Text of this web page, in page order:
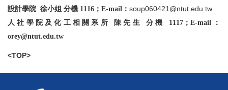
設計學院 徐小姐 分機 1116；E-mail： soup060421@ntut.edu.tw
人社學院及化工相關系所 陳先生 分機 1117；E-mail：
orey@ntut.edu.tw
<TOP>